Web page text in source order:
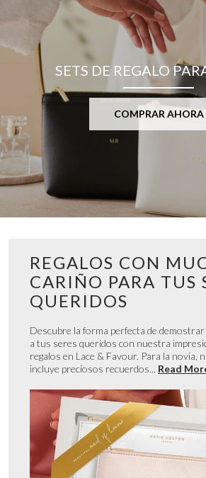
SETS DE REGALO
COMPRAR AHORA
REGALOS CON
CARIÑO PARA TUS
QUERIDOS
Descubre la forma perfecta de
a tus seres queridos con nuestra
regalos en Lace & Favour. Para la novia,
incluye preciosos recuerdos... Read